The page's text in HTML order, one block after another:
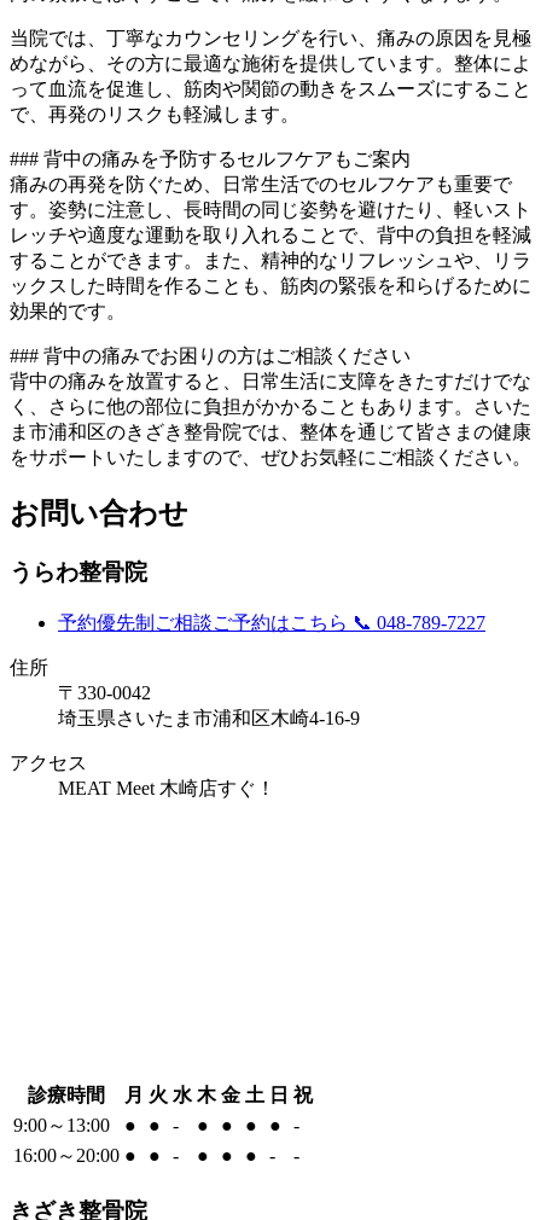
当院では、丁寧なカウンセリングを行い、痛みの原因を見極
めながら、その方に最適な施術を提供しています。整体によ
って血流を促進し、筋肉や関節の動きをスムーズにすること
で、再発のリスクも軽減します。
### 背中の痛みを予防するセルフケアもご案内
痛みの再発を防ぐため、日常生活でのセルフケアも重要で
す。姿勢に注意し、長時間の同じ姿勢を避けたり、軽いスト
レッチや適度な運動を取り入れることで、背中の負担を軽減
することができます。また、精神的なリフレッシュや、リラ
ックスした時間を作ることも、筋肉の緊張を和らげるために
効果的です。
### 背中の痛みでお困りの方はご相談ください
背中の痛みを放置すると、日常生活に支障をきたすだけでな
く、さらに他の部位に負担がかかることもあります。さいた
ま市浦和区のきざき整骨院では、整体を通じて皆さまの健康
をサポートいたしますので、ぜひお気軽にご相談ください。
お問い合わせ
うらわ整骨院
予約優先制 ご相談ご予約はこちら 📞 048-789-7227
住所
〒330-0042
埼玉県さいたま市浦和区木崎4-16-9
アクセス
MEAT Meet 木崎店すぐ！
診療時間 月 火 水 木 金 土 日 祝
9:00～13:00
● ● - ● ● ● ●
-
16:00～20:00 ● ● - ● ● ● - -
きざき整骨院